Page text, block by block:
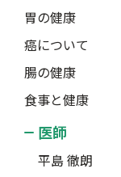
胃の健康
癌について
腸の健康
食事と健康
医師
平島 徹朗